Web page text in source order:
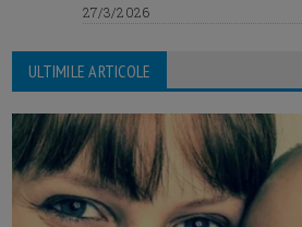
27/3/2026
ULTIMILE ARTICOLE